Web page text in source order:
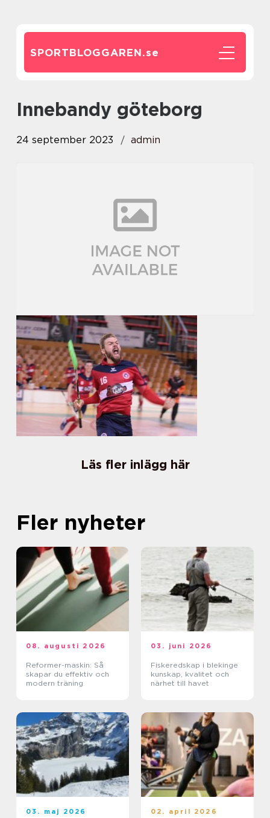
SPORTBLOGGAREN.se
innebandy göteborg
24 september 2023 admin
Läs fler inlägg här
Fler nyheter
08. augusti 2026
Reformer-maskin: Så
skapar du effektiv och
modern träning
03. juni 2026
Fiskeredskap i blekinge
kunskap, kvalitet och
närhet till havet
03. maj 2026 02. april 2026